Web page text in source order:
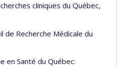
cliniques du Québec,
de Recherche Médicale du
en Santé du Québec: